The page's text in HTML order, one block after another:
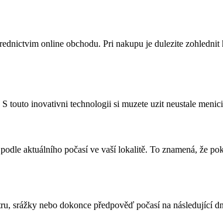
online obchodu. Pri nakupu je dulezite
inovativni technologii si muzete uzit neustale
aktuálního počasí ve vaší lokalitě. To znamená, že
srážky nebo dokonce předpověď počasí na následující